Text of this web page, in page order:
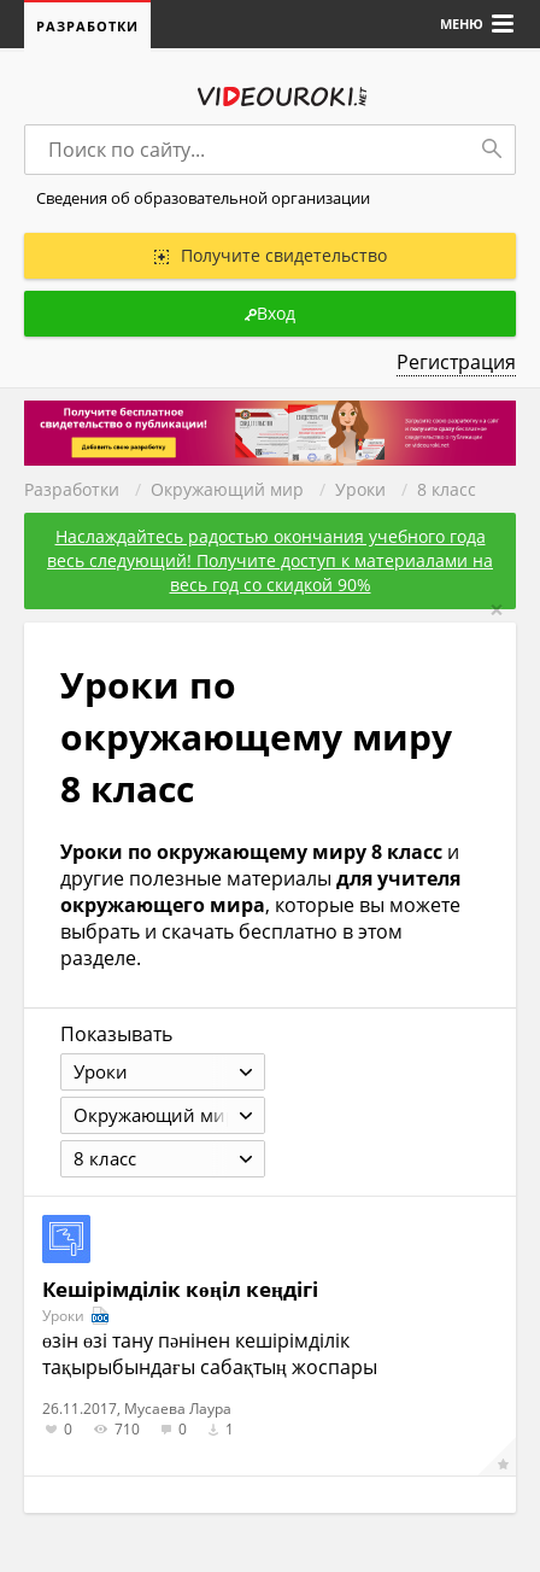
МЕНЮ
РАЗРАБОТКИ
Сведения об образовательной организации
Получите свидетельство
Вход
Регистрация
Разработки / Окружающий мир / Уроки / 8 класс
Наслаждайтесь радостью окончания учебного года
весь следующий! Получите доступ к материалами на
весь год со скидкой 90%
×
Уроки по
окружающему миру
8 класс
Уроки по окружающему миру 8 класс и
другие полезные материалы для учителя
окружающего мира, которые вы можете
выбрать и скачать бесплатно в этом
разделе.
Показывать
Уроки
Окружающий мир
8 класс
Кешірімділік көңіл кеңдігі
Уроки
өзін өзі тану пәнінен кешірімділік
тақырыбындағы сабақтың жоспары
26.11.2017, Мусаева Лаура
0
710 0 1